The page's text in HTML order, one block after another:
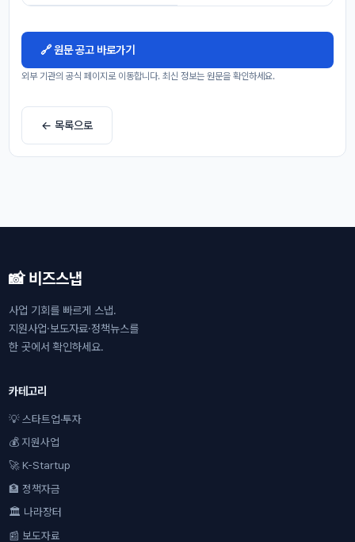
🔗 원문 공고 바로가기
외부 기관의 공식 페이지로 이동합니다. 최신 정보는 원문을 확인하세요.
← 목록으로
📸 비즈스냅
사업 기회를 빠르게 스냅.
지원사업·보도자료·정책뉴스를
한 곳에서 확인하세요.
카테고리
💡 스타트업·투자
💰 지원사업
🚀 K-Startup
🏦 정책자금
🏛 나라장터
📰 보도자료